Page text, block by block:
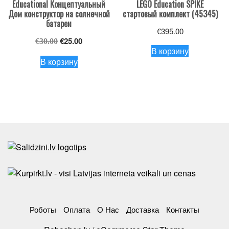
Educational Концептуальный
Дом конструктор на солнечной
батареи
€30.00 Первоначальная
составляла
€25.00Текущая
В корзину
LEGO Education SPIKE
стартовый комплект (45345)
€395.00
В корзину
Роботы Оплата О Нас Доставка Контакты